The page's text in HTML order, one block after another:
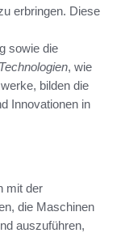
erbringen. Diese
sowie die
, wie
bilden die
Innovationen in
mit der
die Maschinen
auszuführen,